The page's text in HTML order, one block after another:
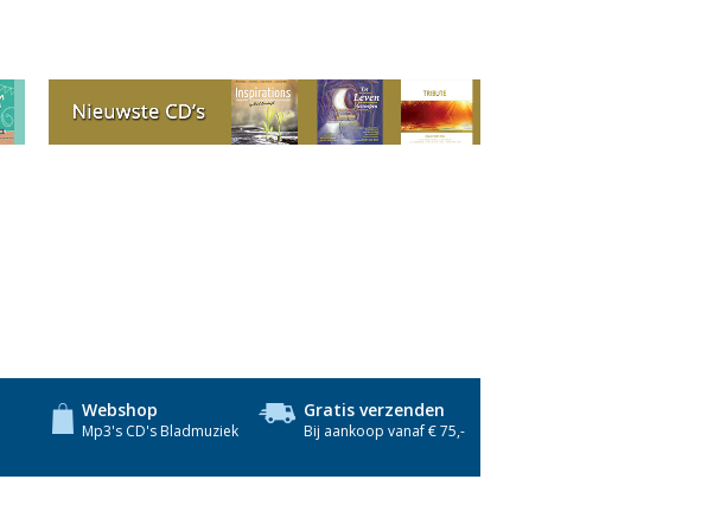
Webshop
Mp3's CD's Bladmuziek
Gratis verzenden
Bij aankoop vanaf € 75,-